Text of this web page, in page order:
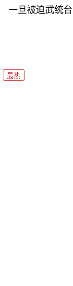
一旦被迫武统
最热